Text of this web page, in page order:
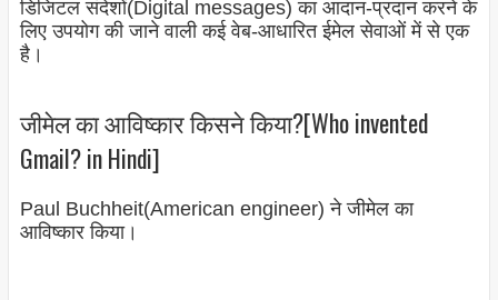
डिजिटल संदेशों(Digital messages) का आदान-प्रदान करने के
लिए उपयोग की जाने वाली कई वेब-आधारित ईमेल सेवाओं में से एक
है।
जीमेल का आविष्कार किसने किया?[Who invented
Gmail? in Hindi]
Paul Buchheit(American engineer) ने जीमेल का
आविष्कार किया।